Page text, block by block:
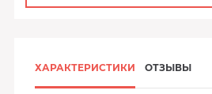
ХАРАКТЕРИСТИКИ ОТЗЫВЫ